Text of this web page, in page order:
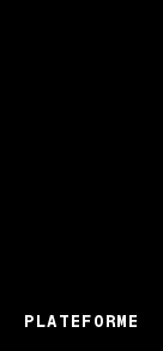
PLATEFORME